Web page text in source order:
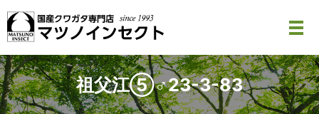
メ
祖父江⑤♂23-3-83